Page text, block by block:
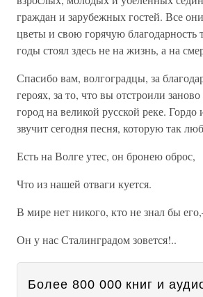
граждан и зарубежных гостей. Все
цветы и свою горячую благодарность
годы стоял здесь не на жизнь, а на
Спасибо вам, волгоградцы, за
героях, за то, что вы отстроили
город на великой русской реке. Гордо
звучит сегодня песня, которую так
Есть на Волге утес, он бронею оброс,
Что из нашей отваги куется.
В мире нет никого, кто не знал бы
Он у нас Сталинградом зовется!..
Более 800 000 книг и